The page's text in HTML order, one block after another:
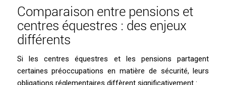
Comparaison entre pensions et
centres équestres : des enjeux
différents
Si les centres équestres et les pensions partagent
certaines préoccupations en matière de sécurité, leurs